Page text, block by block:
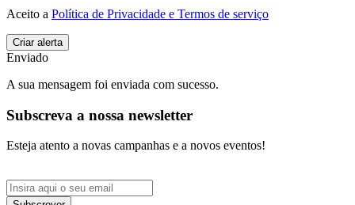
Aceito a Política de Privacidade e Termos de serviço
Enviado
A sua mensagem foi enviada com sucesso.
Subscreva a nossa newsletter
Esteja atento a novas campanhas e a novos eventos!